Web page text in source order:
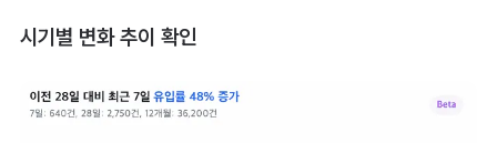
시기별 변화 추이 확인